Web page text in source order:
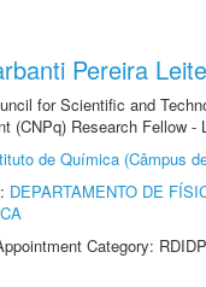
Pereira Leite
for Scientific and
(CNPq) Research Fellow -
de Química (Câmpus
DEPARTAMENTO DE
Category: